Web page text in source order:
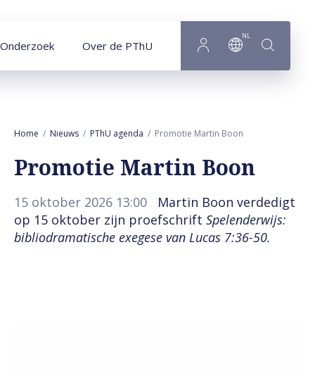
Onderzoek Over de PThU
NL
Home Nieuws PThU agenda Promotie Martin Boon
Promotie Martin Boon
15 oktober 2026 13:00
Martin Boon verdedigt
op 15 oktober zijn proefschrift Spelenderwijs:
bibliodramatische exegese van Lucas 7:36-50.